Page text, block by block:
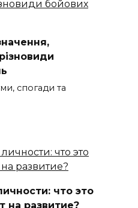
спогади та
что это
на развитие?